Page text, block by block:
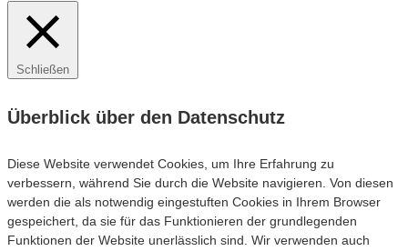
Schließen
Überblick über den Datenschutz
Diese Website verwendet Cookies, um Ihre Erfahrung zu
verbessern, während Sie durch die Website navigieren. Von diesen
werden die als notwendig eingestuften Cookies in Ihrem Browser
gespeichert, da sie für das Funktionieren der grundlegenden
Funktionen der Website unerlässlich sind. Wir verwenden auch